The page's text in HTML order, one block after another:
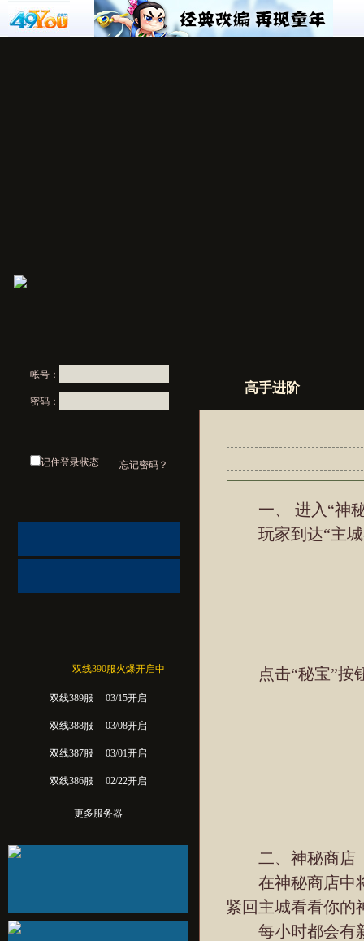
帐号：
密码：
记住登录状态 忘记密码？
双线390服火爆开启中
双线389服 03/15开启
双线388服 03/08开启
双线387服 03/01开启
双线386服 02/22开启
更多服务器
高手进阶
一、 进入“神
玩家到达“主城
点击“秘宝”按
二、神秘商店
在神秘商店中将
紧回主城看看你的
每小时都会有新